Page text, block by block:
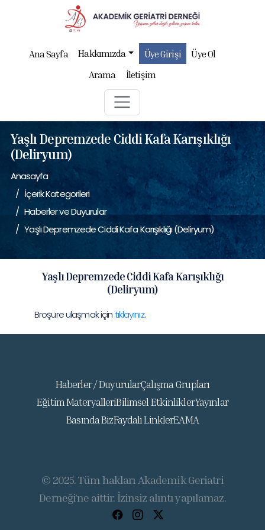
Ana Sayfa Hakkımızda Üye Girişi
Üye Ol
Arama
İletişim
Yaşlı Depremzede Ciddi Kafa Karışıklığı
(Deliryum)
Anasayfa
İçerik Kategorileri
Haberler ve Duyurular
Yaşlı Depremzede Ciddi Kafa Karışıklığı (Deliryum)
Yaşlı Depremzede Ciddi Kafa Karışıklığı
(Deliryum)
Broşüre ulaşmak içintıklayınız.
Haberler / DuyurularÇalışma Grupları
Eğitim MateryalleriBilimsel EtkinliklerYayınlar
Basında BizFaydalı LinklerEAMA
© 2025. Tüm hakları Akademik Geriatri
Derneği'ne aittir. İzinsiz alıntı yapılamaz.